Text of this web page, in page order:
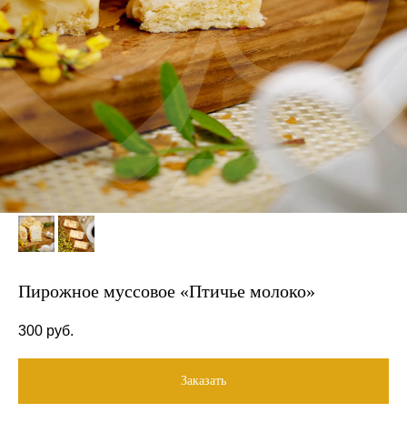
Пирожное муссовое «Птичье молоко»
300 руб.
Заказать